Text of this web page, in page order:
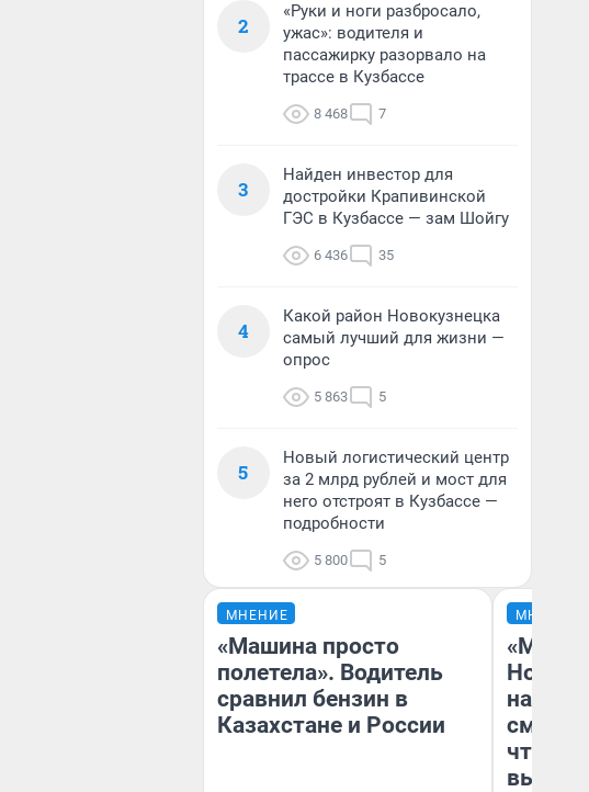
2
«Руки и ноги разбросало,
ужас»: водителя и
пассажирку разорвало на
трассе в Кузбассе
8 468 7
3
Найден инвестор для
достройки Крапивинской
ГЭС в Кузбассе — зам Шойгу
6 436 35
4
Какой район Новокузнецка
самый лучший для жизни —
опрос
5 863 5
5
Новый логистический центр
за 2 млрд рублей и мост для
него отстроят в Кузбассе —
подробности
5 800 5
МНЕНИЕ
«Машина просто
полетела». Водитель
сравнил бензин в
Казахстане и России
МНЕНИЕ
«Мы
чтобы